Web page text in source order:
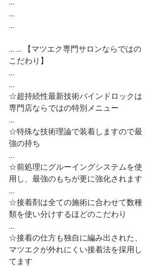
…
…
… … 【マツエク専門サロンならではの
こだわり】
…
…
☆超持続性最新技術バインドロックは
専門店ならではの特別メニュー
…
☆特殊な技術理論で装着しますので最
強の持ち
…
☆前処理にグルーイングシステムを使
用し、最強のもちが更に強化されます
…
☆接着剤は全ての施術に合わせて数種
類を使い分けするほどのこだわり
…
☆接着の仕方も独自に編み出された、
マツエクが外れにくい接着法を採用し
てます